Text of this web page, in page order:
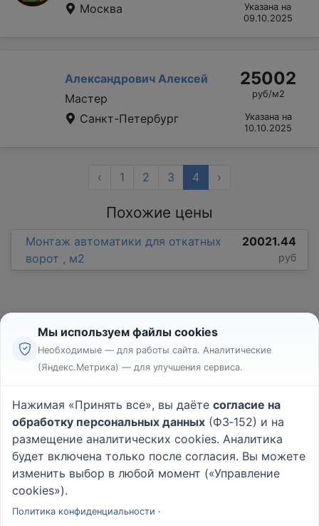
Москва
Указана на
09.10.2025
Александрович Алексей
Мастер
Санкт-Петербург
25002
руб/м2
Указана на
10.10.2025
‹ 1 2 3 4 ›
Похожие цены
Монтаж автоматики для откатных
ворот , м2
20021.44
руб
Реклама
Пользовательское соглашение
Политика конфиденциальности
Вопрос - Ответ|О проекте
Мы используем файлы cookies
Необходимые — для работы сайта. Аналитические
(Яндекс.Метрика) — для улучшения сервиса.
Нажимая «Принять все», вы даёте согласие на
обработку персональных данных (ФЗ‑152) и на
размещение аналитических cookies. Аналитика
будет включена только после согласия. Вы можете
изменить выбор в любой момент («Управление
cookies»).
Политика конфиденциальности ·